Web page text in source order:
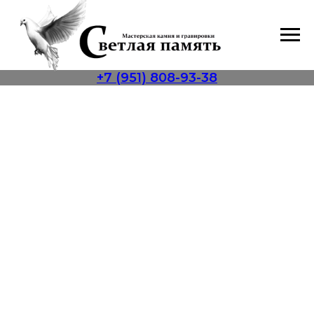
+7 (951) 808-93-38